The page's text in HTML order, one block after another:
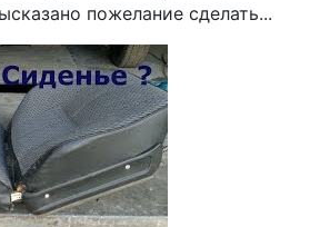
пожелание сделать...